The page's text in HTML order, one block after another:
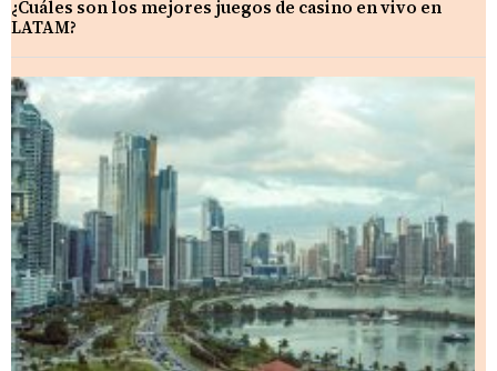
¿Cuáles son los mejores juegos de casino en vivo en
LATAM?